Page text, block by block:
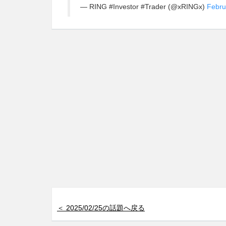
— RING #Investor #Trader (@xRINGx)
＜ 2025/02/25の話題へ戻る